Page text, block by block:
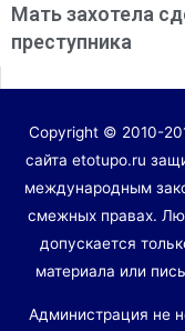
Мать захотела
преступника
Copyright © 2010-
сайта etotupo.ru
международным
смежных правах.
допускается
материала или
Администрация не